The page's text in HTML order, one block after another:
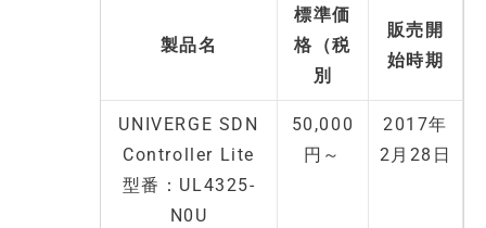
製品名
標準価
格（税
別
販売開
始時期
UNIVERGE SDN
Controller Lite
型番：UL4325-
N0U
50,000
円～
2017年
2月28日